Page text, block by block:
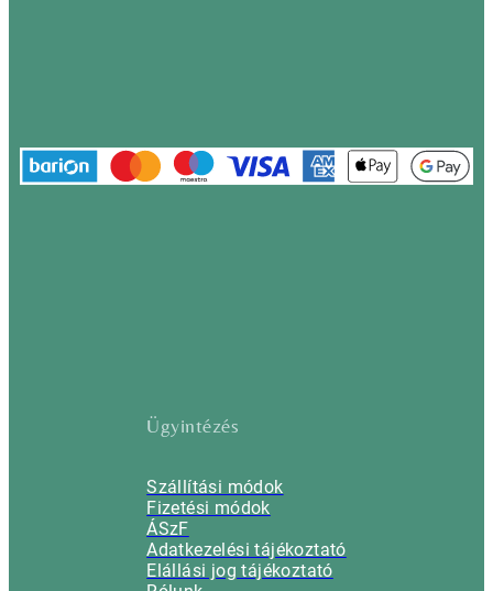
Ügyintézés
Szállítási módok
Fizetési módok
ÁSzF
Adatkezelési tájékoztató
Elállási jog tájékoztató